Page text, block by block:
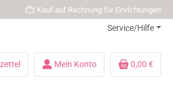
Kauf auf Rechnung für Einrichtungen
Service/Hilfe
Mein Konto 0,00 €